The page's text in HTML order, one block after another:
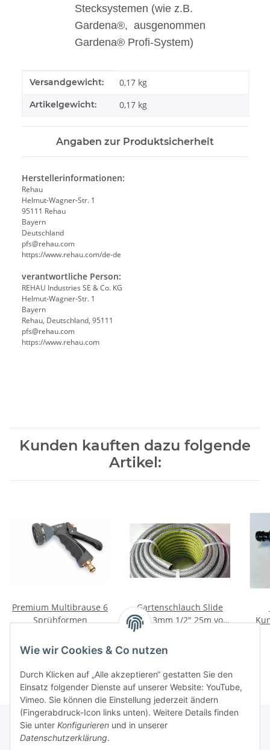
Wie wir Cookies & Co nutzen
Durch Klicken auf „Alle akzeptieren“ gestatten Sie den
Einsatz folgender Dienste auf unserer Website: YouTube,
Vimeo. Sie können die Einstellung jederzeit ändern
(Fingerabdruck-Icon links unten). Weitere Details finden
Sie unter Konfigurieren und in unserer
Datenschutzerklärung.
Stecksystemen (wie z.B.
Gardena®, ausgenommen
Gardena® Profi-System)
Produkteigenschaft
Wert
Versandgewicht: 0,17 kg
Artikelgewicht: 0,17 kg
Angaben zur Produktsicherheit
Herstellerinformationen:
Rehau
Helmut-Wagner-Str. 1
95111 Rehau
Bayern
Deutschland
pfs@rehau.com
https://www.rehau.com/de-de
verantwortliche Person:
REHAU Industries SE & Co. KG
Helmut-Wagner-Str. 1
Bayern
Rehau, Deutschland, 95111
pfs@rehau.com
https://www.rehau.com
Kunden kauften dazu folgende
Artikel:
Premium Multibrause 6
Sprühformen
Gartenschlauch Slide
Tec 13mm 1/2" 25m von
REHAU inkl. Armaturen